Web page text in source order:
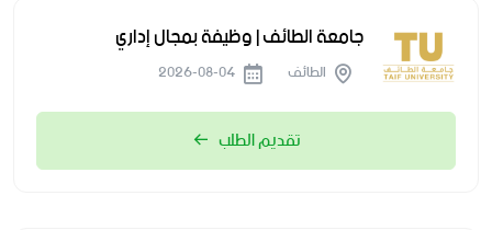
جامعة الطائف | وظيفة بمجال إداري
الطائف
تقديم الطلب